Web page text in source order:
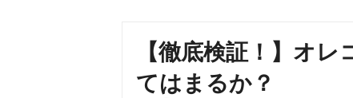
【徹底検証！】オ
てはまるか？